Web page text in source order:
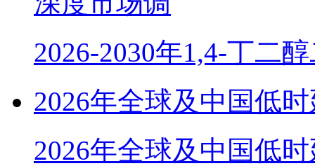
2026-2030年1,4-丁二
2026年全球及中国低
2026年全球及中国低